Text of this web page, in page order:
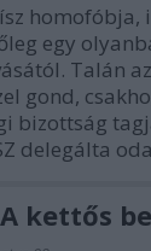
homofóbja,
egy
Talán
gond,
bizottság
delegálta
kettős